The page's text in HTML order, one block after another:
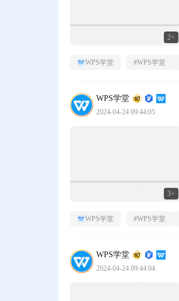
2+
WPS学堂 #WPS学堂
WPS学堂
2024-04-24 09:44:05
3+
WPS学堂 #WPS学堂
WPS学堂
2024-04-24 09:44:04